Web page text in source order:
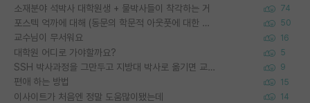
소재분야 석박사 대학원생 + 물박사들이 착각하는 거 74
포스텍 억까에 대해 (동문의 학문적 아웃풋에 대한 반박) 50
교수님이 무서워요 16
대학원 어디로 가야할까요? 5
SSH 박사과정을 그만두고 지방대 박사로 옮기면 교수의 꿈은 끝일까요? 9
편애 하는 방법 15
이사이트가 처음엔 정말 도움많이됐는데 14